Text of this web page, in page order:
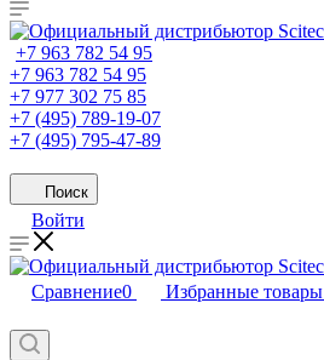
+7 963 782 54 95
+7 963 782 54 95
+7 977 302 75 85
+7 (495) 789-19-07
+7 (495) 795-47-89
Поиск
Войти
Сравнение0 Избранные товары